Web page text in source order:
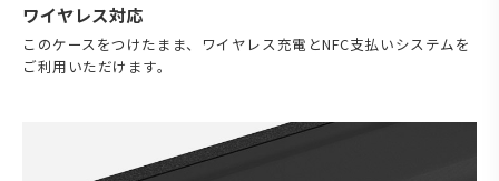
ワイヤレス対応
このケースをつけたまま、ワイヤレス充電とNFC支払いシステムを
ご利用いただけます。